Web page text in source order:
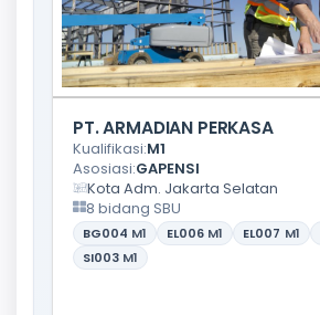
PT. ARMADIAN PERKASA
Kualifikasi:M1
Asosiasi:GAPENSI
Kota Adm. Jakarta Selatan
8 bidang SBU
BG004 M1 EL006 M1 EL007 M1
SI003 M1